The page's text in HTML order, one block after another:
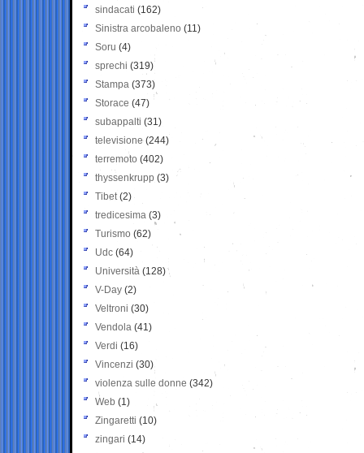
sindacati (162)
Sinistra arcobaleno (11)
Soru (4)
sprechi (319)
Stampa (373)
Storace (47)
subappalti (31)
televisione(244)
terremoto (402)
thyssenkrupp (3)
Tibet(2)
tredicesima (3)
Turismo (62)
Udc (64)
Università (128)
V-Day (2)
Veltroni (30)
Vendola (41)
Verdi (16)
Vincenzi (30)
violenza sulle donne (342)
Web (1)
Zingaretti (10)
zingari (14)